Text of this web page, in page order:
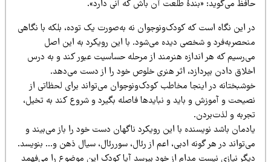
می‌گوید: «بندهٔ طلعت آن باش که آنی دارد».
این نگاه است که کودک‌ونوجوان نه به‌صورت یک توده، بلکه با نگاهی
و شخصی دیده می‌شود. با این رویکرد به این اصل
که هر اندازه هنرمند از مرحله حساسیت عبور کند و به درس
دادن بپردازد، اثر هنری خلوص خود را از دست می‌دهد.
در اینجا مخاطب کودک‌ونوجوان می‌تواند برای لحظاتی از
و آموزش و باید و نبایدها فاصله بگیرد و شروع کند به تخیل،
و لذت‌بردن.
باشد نویسنده با این رویکرد ناگهان دست خود را باز می‌بیند و
در هر گونه ادبی، اعم از رئال، سوررئال، سیال ذهن و… بنویسد.
نیازی نیست مدام از خود بپرسد آیا کودک این موضوع را می‌فهمد